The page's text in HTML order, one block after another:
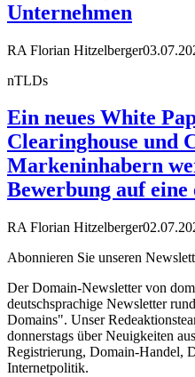
Unternehmen
RA Florian Hitzelberger
nTLDs
Ein neues White
Clearinghouse und
Markeninhabern
Bewerbung auf eine
RA Florian Hitzelberger
Abonnieren Sie unseren
Der Domain-Newsletter von
deutschsprachige Newsletter
Domains". Unser
donnerstags über Neuigkeiten
Registrierung, Domain-Handel,
Internetpolitik.